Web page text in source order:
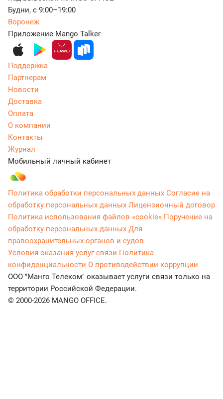
Будни, с 9:00–19:00
Воронеж
Приложение Mango Talker
Поддержка
Партнерам
Новости
Доставка
Оплата
О компании
Контакты
Журнал
Мобильный личный кабинет
Политика обработки персональных данных Согласие на
обработку персональных данных Лицензионный договор
Политика использования файлов «cookie» Поручение на
обработку персональных данных Для
правоохранительных органов и судов
Условия оказания услуг связи Политика
конфиденциальности О противодействии коррупции
ООО "Манго Телеком" оказывает услуги связи только на
территории Российской Федерации.
© 2000-2026 MANGO OFFICE.